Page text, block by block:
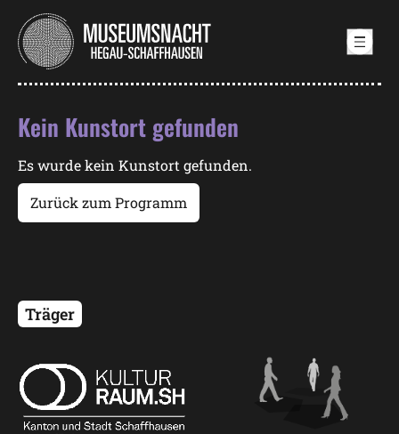
Samstag, 19. September 2026
Kein Kunstort gefunden
Es wurde kein Kunstort gefunden.
Zurück zum Programm
Träger